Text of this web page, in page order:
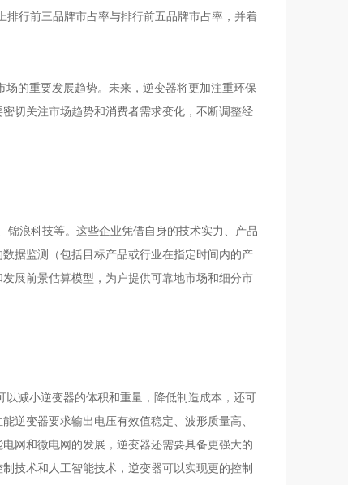
排行前三品牌市占率与排行前五品牌市占率，并着
的重要发展趋势。未来，逆变器将更加注重环保
切关注市场趋势和消费者需求变化，不断调整经
浪科技等。这些企业凭借自身的技术实力、产品
据监测（包括目标产品或行业在指定时间内的产
展前景估算模型，为户提供可靠地市场和细分市
减小逆变器的体积和重量，降低制造成本，还可
逆变器要求输出电压有效值稳定、波形质量高、
网和微电网的发展，逆变器还需要具备更强大的
技术和人工智能技术，逆变器可以实现更的控制